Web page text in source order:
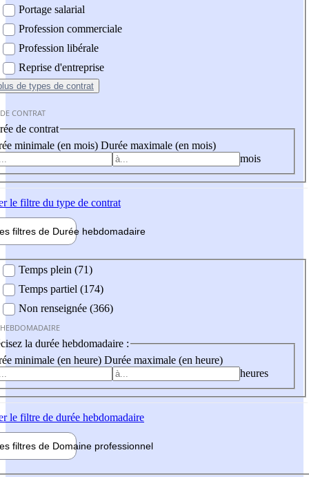
Portage salarial
Profession commerciale
Profession libérale
Reprise d'entreprise
de types de contrat
CONTRAT
de contrat
minimale (en mois) Durée maximale (en mois)
mois
le filtre du type de contrat
filtres de Durée hebdomadaire
Temps plein (71)
Temps partiel (174)
Non renseignée (366)
la durée hebdomadaire :
minimale (en heure) Durée maximale (en heure)
heures
le filtre de durée hebdomadaire
filtres de Domaine professionnel